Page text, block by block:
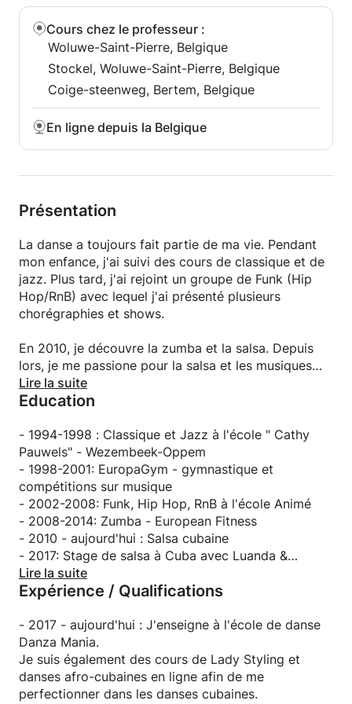
● En couple (futurs mariés): chorégraphie de
mariage (première danse/ouverture de bal)
Cours collectifs
-------------------------
(fête d'anniversaire, soirée, enterrement de vie de
jeune fille/garçon, flashmob)
● Ponctualité et fiabilité
● Une préparation assidue avant le cours
rendez-vous
Parcours
---------------
La danse a toujours fait partie de ma vie. Petite, j'ai
pendant plusieurs années. Plus tard, j'ai rejoint un
groupe avec lequel j'ai présenté plusieurs
chorégraphies de Funk/Hip Hop/RnB à des
spectacles et concours de danse.
la zumba. Depuis lors, je me passionne pour la salsa
et les musiques cubaines.
Depuis 2017, je suis membre d'une école de danse
où j’enseigne la salsa à un groupe de personnes de
tout âge, danseur ou non dans l'âme.
Curriculum vitae
----------------------------
● 1994-1998 : Classique et Jazz à l'école " Cathy
Pauwels" - Wezembeek-Oppem
compétitions sur musique
● 2002-2008: Funk, Hip Hop, RnB à l'école Animé
● 2008-2014: Zumba - European Fitness
● 2010 - aujourd'hui : Salsa cubaine
● 2017: Stage de salsa à Cuba avec Luanda &
Cours chez le professeur :
Woluwe-Saint-Pierre, Belgique
Stockel, Woluwe-Saint-Pierre, Belgique
Coige-steenweg, Bertem, Belgique
En ligne depuis la Belgique
Présentation
La danse a toujours fait partie de ma vie. Pendant
mon enfance, j'ai suivi des cours de classique et de
jazz. Plus tard, j'ai rejoint un groupe de Funk (Hip
Hop/RnB) avec lequel j'ai présenté plusieurs
chorégraphies et shows.
En 2010, je découvre la zumba et la salsa. Depuis
lors, je me passione pour la salsa et les musiques
cubaines.
je transmets ma passion à un groupe de personnes
de tout âge, danseur ou non dans l'âme.
Lire la suite
Education
- 1994-1998 : Classique et Jazz à l'école " Cathy
Pauwels" - Wezembeek-Oppem
- 1998-2001: EuropaGym - gymnastique et
compétitions sur musique
- 2002-2008: Funk, Hip Hop, RnB à l'école Animé
- 2008-2014: Zumba - European Fitness
- 2010 - aujourd'hui : Salsa cubaine
- 2017: Stage de salsa à Cuba avec Luanda &
Domingo Pau à l'Académie musicale de la Havane
- 2017 - aujourd'hui : école de danse Danza Mania
cubains de renomée internationale
Lire la suite
Expérience / Qualifications
- 2017 - aujourd'hui : J'enseigne à l'école de danse
Danza Mania.
Je suis également des cours de Lady Styling et
danses afro-cubaines en ligne afin de me
perfectionner dans les danses cubaines.